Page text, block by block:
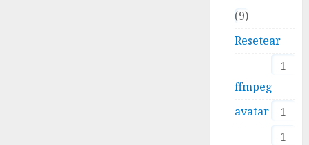
9
Resetear
1
ffmpeg
1
avatar
1